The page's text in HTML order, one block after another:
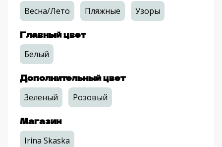
Весна/Лето Пляжные Узоры
Главный цвет
Белый
Дополнительный цвет
Зеленый Розовый
Магазин
Irina Skaska